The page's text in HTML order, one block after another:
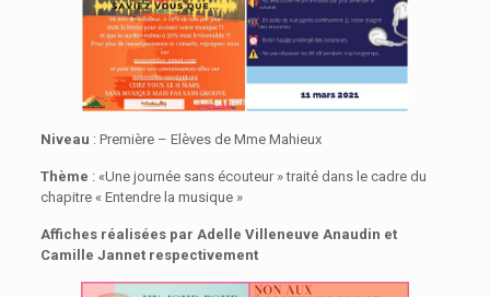
Niveau : Première – Elèves de Mme Mahieux
Thème : «Une journée sans écouteur » traité dans le cadre du
chapitre « Entendre la musique »
Affiches réalisées par Adelle Villeneuve Anaudin et
Camille Jannet respectivement